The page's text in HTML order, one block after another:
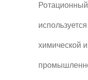
химической